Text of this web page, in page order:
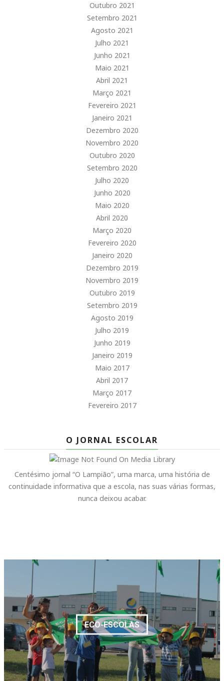
Outubro 2021
Setembro 2021
Agosto 2021
Julho 2021
Junho 2021
Maio 2021
Abril 2021
Março 2021
Fevereiro 2021
Janeiro 2021
Dezembro 2020
Novembro 2020
Outubro 2020
Setembro 2020
Julho 2020
Junho 2020
Maio 2020
Abril 2020
Março 2020
Fevereiro 2020
Janeiro 2020
Dezembro 2019
Novembro 2019
Outubro 2019
Setembro 2019
Agosto 2019
Julho 2019
Junho 2019
Janeiro 2019
Maio 2017
Abril 2017
Março 2017
Fevereiro 2017
O JORNAL ESCOLAR
Centésimo jornal “O Lampião”, uma marca, uma história de
continuidade informativa que a escola, nas suas várias formas,
nunca deixou acabar.
ECO-ESCOLAS